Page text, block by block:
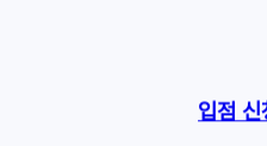
입점 신